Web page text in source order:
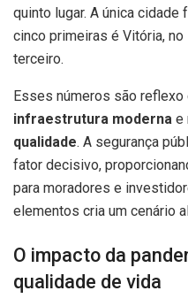
quinto lugar. A única cidade
cinco primeiras é Vitória,
terceiro.
Esses números são
infraestrutura moderna e
qualidade. A segurança
fator decisivo,
para moradores e
elementos cria um cenário
O impacto da
qualidade de vida